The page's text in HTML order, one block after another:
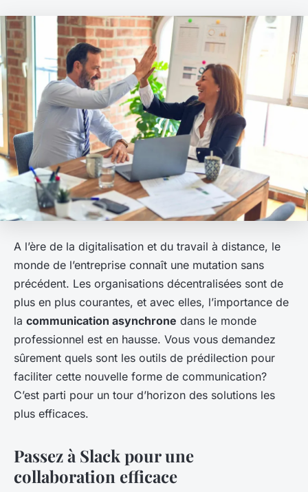
A l’ère de la digitalisation et du travail à distance, le
monde de l’entreprise connaît une mutation sans
précédent. Les organisations décentralisées sont de
plus en plus courantes, et avec elles, l’importance de
la communication asynchrone dans le monde
professionnel est en hausse. Vous vous demandez
sûrement quels sont les outils de prédilection pour
faciliter cette nouvelle forme de communication?
C’est parti pour un tour d’horizon des solutions les
plus efficaces.
Passez à Slack pour une
collaboration efficace